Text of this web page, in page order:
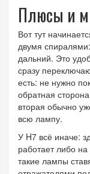
Плюсы и
Вот тут
двумя
дальний. Это
сразу
есть: не нужно
обратная
вторая обычно
всю лампу.
У H7 всё иначе:
работает либо
такие лампы